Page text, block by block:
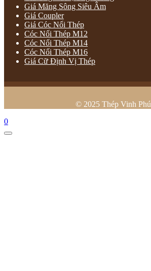
Giá Măng Sông Siêu Âm
Giá Coupler
Giá Cóc Nối Thép
Cóc Nối Thép M12
Cóc Nối Thép M14
Cóc Nối Thép M16
Giá Cữ Định Vị Thép
© 2025 Thép Vinh Phú
0